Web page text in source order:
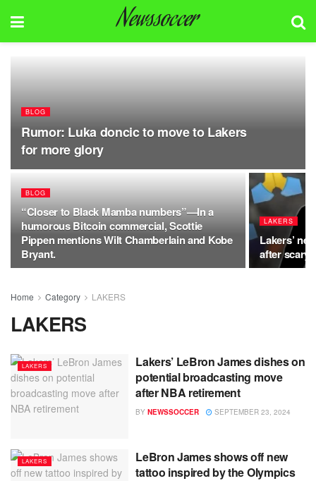
Newssoccer
BLOG
Rumor: Luka doncic to move to Lakers
for more glory
BLOG
“Closer to Black Mamba numbers”—In a
humorous Bitcoin commercial, Scottie
Pippen mentions Wilt Chamberlain and Kobe
Bryant.
LAKERS
Lakers’
after scary
Home Category LAKERS
LAKERS
LAKERS
Lakers’ LeBron James dishes on
potential broadcasting move
after NBA retirement
BY NEWSSOCCER SEPTEMBER 23, 2024
LAKERS
LeBron James shows off new
tattoo inspired by the Olympics